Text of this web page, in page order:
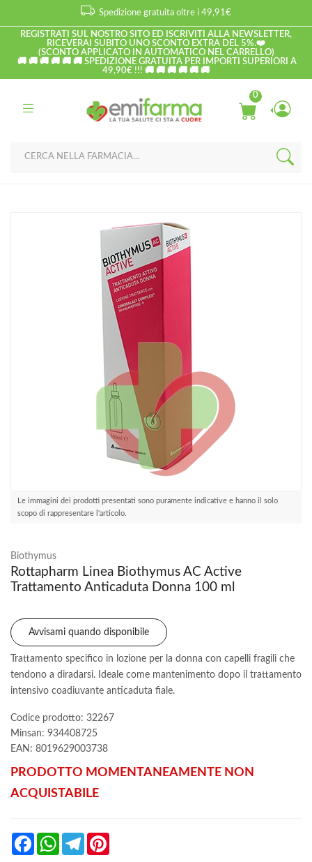
Spedizione gratuita oltre i 49,91€
REGISTRATI SUL NOSTRO SITO ED ISCRIVITI ALLA NEWSLETTER,
RICEVERAI SUBITO UNO SCONTO EXTRA DEL 5%.❤️
(SCONTO APPLICATO IN AUTOMATICO NEL CARRELLO)
🚚 🚚 🚚 🚚 🚚 🚚 SPEDIZIONE GRATUITA PER IMPORTI SUPERIORI A
49,90€ !!! 🚚 🚚 🚚 🚚 🚚 🚚
0
Donna 100 ml
Le immagini dei prodotti presentati sono puramente indicative e hanno il solo
scopo di rappresentare l'articolo.
Biothymus
Rottapharm Linea Biothymus AC Active
Trattamento Anticaduta Donna 100 ml
Avvisami quando disponibile
Trattamento specifico in lozione per la donna con capelli fragili che
tendono a diradarsi. Ideale come mantenimento dopo il trattamento
intensivo coadiuvante anticaduta fiale.
Codice prodotto: 32267
Minsan: 934408725
EAN: 8019629003738
PRODOTTO MOMENTANEAMENTE NON
ACQUISTABILE
FacebookWhatsAppTelegram